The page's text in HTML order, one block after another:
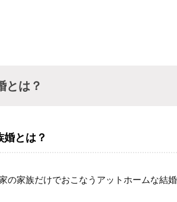
とは？
婚とは？
の家族だけでおこなうアットホームな結婚